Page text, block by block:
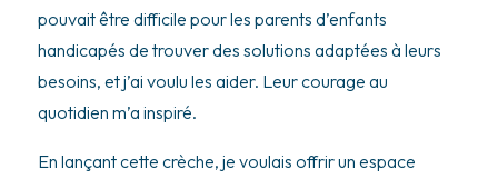
pouvait être difficile pour les parents d’enfants
handicapés de trouver des solutions adaptées à leurs
besoins, et j’ai voulu les aider. Leur courage au
quotidien m’a inspiré.
En lançant cette crèche, je voulais offrir un espace